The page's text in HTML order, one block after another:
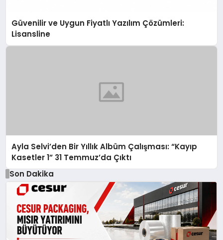
Güvenilir ve Uygun Fiyatlı Yazılım Çözümleri:
Lisansline
Ayla Selvi’den Bir Yıllık Albüm Çalışması: “Kayıp
Kasetler 1” 31 Temmuz’da Çıktı
Son Dakika